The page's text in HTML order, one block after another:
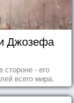
Джозефа
стороне - его
всего мира.